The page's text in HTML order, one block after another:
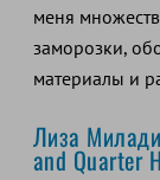
меня
заморозки,
материалы и
Лиза
and Quarter